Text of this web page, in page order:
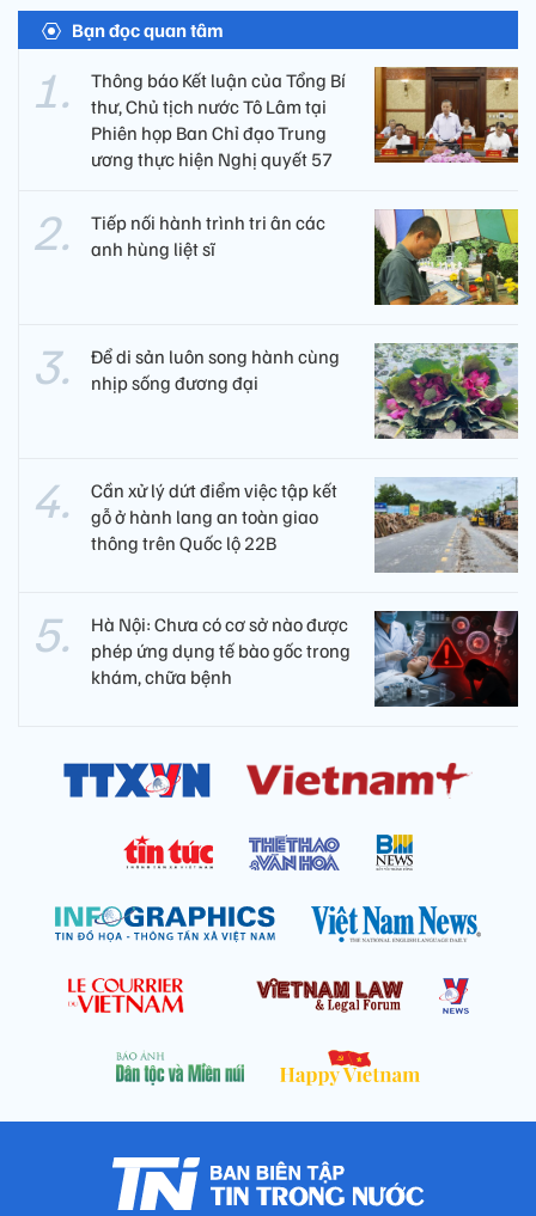
Bạn đọc quan tâm
Thông báo Kết luận của Tổng Bí
thư, Chủ tịch nước Tô Lâm tại
Phiên họp Ban Chỉ đạo Trung
ương thực hiện Nghị quyết 57
Tiếp nối hành trình tri ân các
anh hùng liệt sĩ ​
Để di sản luôn song hành cùng
nhịp sống đương đại
Cần xử lý dứt điểm việc tập kết
gỗ ở hành lang an toàn giao
thông trên Quốc lộ 22B
Hà Nội: Chưa có cơ sở nào được
phép ứng dụng tế bào gốc trong
khám, chữa bệnh